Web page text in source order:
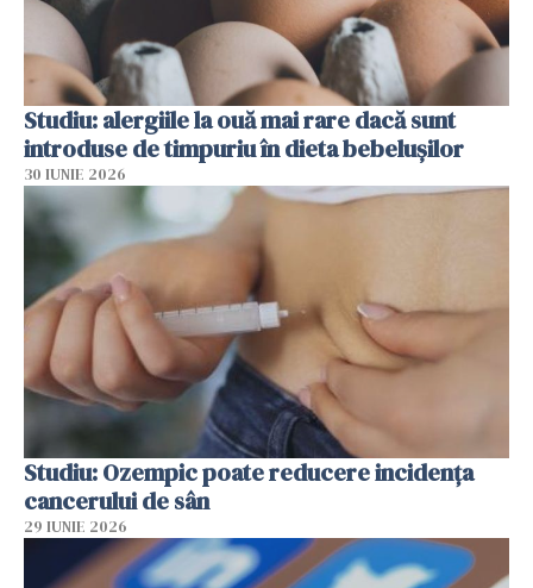
Studiu: alergiile la ouă mai rare dacă sunt
introduse de timpuriu în dieta bebelușilor
30 IUNIE 2026
Studiu: Ozempic poate reducere incidența
cancerului de sân
29 IUNIE 2026